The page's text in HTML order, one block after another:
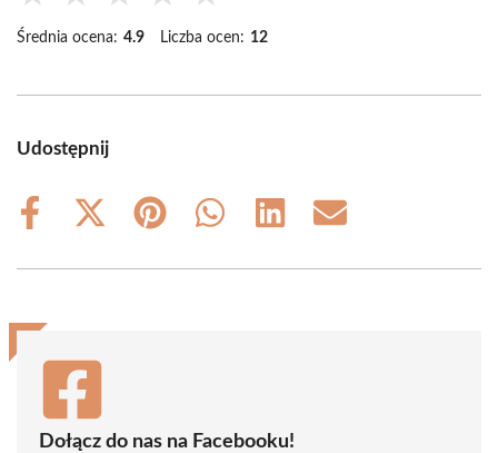
Średnia ocena: 4.9 Liczba ocen: 12
Udostępnij
Share
Share
(Twitter)
Share
Share
Share
Share
Dołącz do nas na Facebooku!